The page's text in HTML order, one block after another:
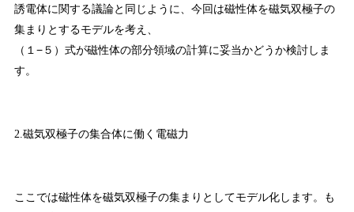
誘電体に関する議論と同じように、今回は磁性体を磁気双極子の
集まりとするモデルを考え、
（１−５）式が磁性体の部分領域の計算に妥当かどうか検討しま
す。
2.磁気双極子の集合体に働く電磁力
ここでは磁性体を磁気双極子の集まりとしてモデル化します。も